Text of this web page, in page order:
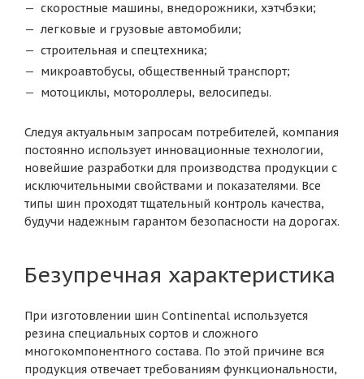
скоростные машины, внедорожники, хэтчбэки;
легковые и грузовые автомобили;
строительная и спецтехника;
микроавтобусы, общественный транспорт;
мотоциклы, мотороллеры, велосипеды.
Следуя актуальным запросам потребителей, компания
постоянно использует инновационные технологии,
новейшие разработки для производства продукции с
исключительными свойствами и показателями. Все
типы шин проходят тщательный контроль качества,
будучи надежным гарантом безопасности на дорогах.
Безупречная характеристика
При изготовлении шин Continental используется
резина специальных сортов и сложного
многокомпонентного состава. По этой причине вся
продукция отвечает требованиям функциональности,